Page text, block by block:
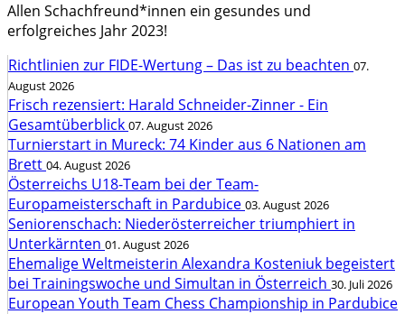
Allen Schachfreund*innen ein gesundes und
erfolgreiches Jahr 2023!
Richtlinien zur FIDE-Wertung – Das ist zu beachten 07.
August 2026
Frisch rezensiert: Harald Schneider-Zinner - Ein
Gesamtüberblick 07. August 2026
Turnierstart in Mureck: 74 Kinder aus 6 Nationen am
Brett 04. August 2026
Österreichs U18-Team bei der Team-
Europameisterschaft in Pardubice 03. August 2026
Seniorenschach: Niederösterreicher triumphiert in
Unterkärnten 01. August 2026
Ehemalige Weltmeisterin Alexandra Kosteniuk begeistert
bei Trainingswoche und Simultan in Österreich 30. Juli 2026
European Youth Team Chess Championship in Pardubice